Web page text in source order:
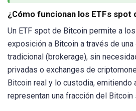
¿Cómo funcionan los ETFs spot
Un ETF spot de Bitcoin permite a
exposición a Bitcoin a través de una
tradicional (brokerage), sin
privadas o exchanges de
Bitcoin real y lo custodia, emitiendo
representan una fracción del Bitcoin